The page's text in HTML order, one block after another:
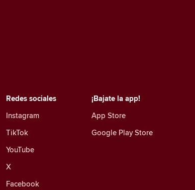
Redes sociales
Instagram
TikTok
YouTube
X
Facebook
¡Bajate la app!
App Store
Google Play Store